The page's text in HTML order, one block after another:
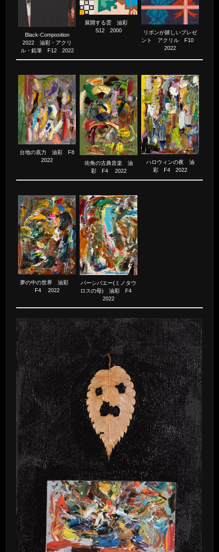
Black-Composition
2022 油彩・アクリ
ル・鉛筆 F12 2022
展開する雲 油彩
S12 2000
リボンが嬉しいプレゼ
ント アクリル F10
2022
台地の底力 油彩 F8
2022
街角の古典音楽 油
彩 F4 2022
ハロウィンの夜 油
彩 F4 2022
夢の中の世界 油彩
F4 2022
パーシパエー(ミノタウ
ロスの母) 油彩 F4
2022